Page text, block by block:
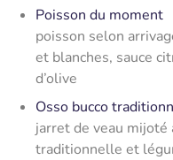
Poisson du moment
poisson selon
et blanches, sauce
d’olive
Osso bucco
jarret de veau mijoté
traditionnelle et